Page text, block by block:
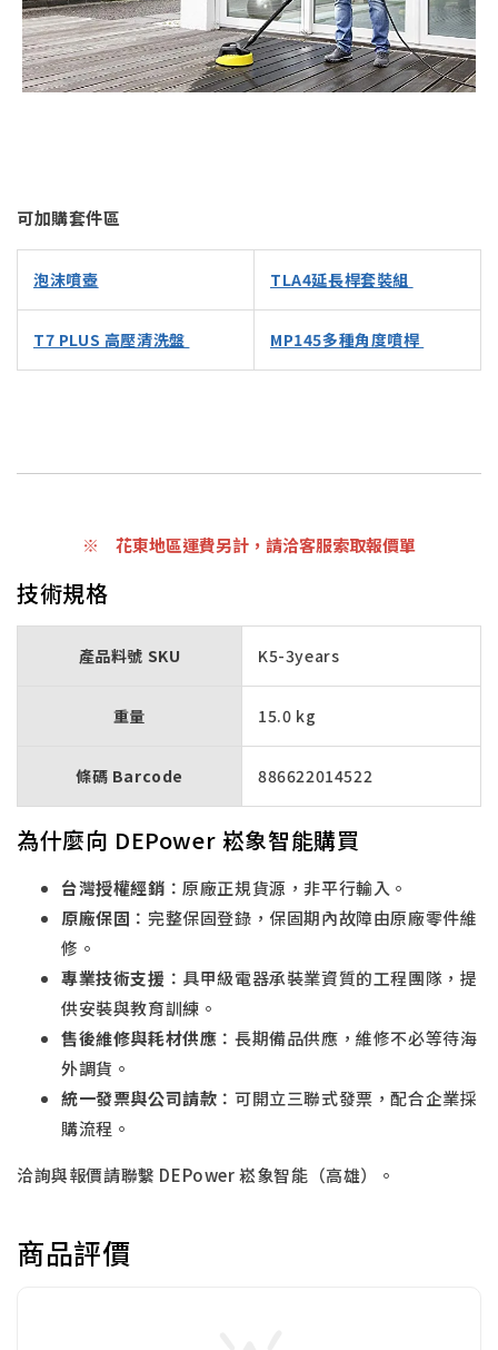
可加購套件區
泡沫噴壺 TLA4延長桿套裝組
T7 PLUS 高壓清洗盤 MP145多種角度噴桿
※ 花東地區運費另計，請洽客服索取報價單
技術規格
產品料號 SKU K5-3years
重量 15.0 kg
條碼 Barcode 886622014522
為什麼向 DEPower 崧象智能購買
台灣授權經銷 ：原廠正規貨源，非平行輸入。
原廠保固 ：完整保固登錄，保固期內故障由原廠零件維
修。
專業技術支援 ：具甲級電器承裝業資質的工程團隊，提
供安裝與教育訓練。
售後維修與耗材供應 ：長期備品供應，維修不必等待海
外調貨。
統一發票與公司請款 ：可開立三聯式發票，配合企業採
購流程。
洽詢與報價請聯繫 DEPower 崧象智能（高雄）。
商品評價